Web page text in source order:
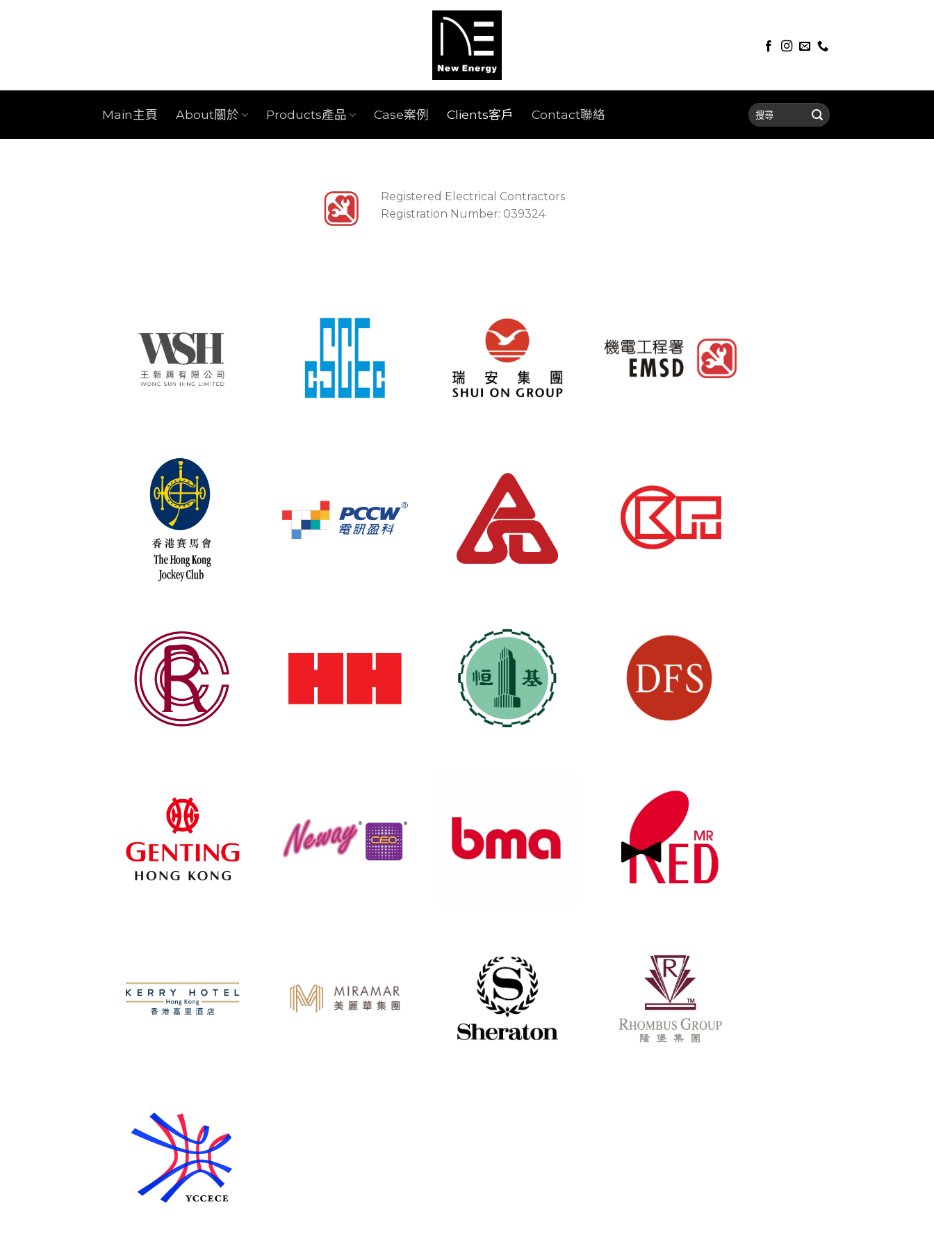
Main主頁 About關於 Products產品 Case案例 Clients客戶 Contact聯絡
Registered Electrical Contractors
Registration Number: 039324